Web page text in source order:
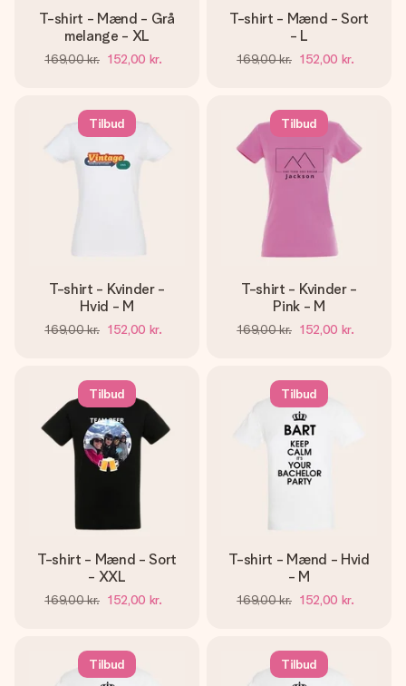
T-shirt - Mænd - Grå
melange - XL
169,00 kr. 152,00 kr.
T-shirt - Mænd - Sort
- L
169,00 kr. 152,00 kr.
Tilbud
T-shirt - Kvinder -
Hvid - M
169,00 kr. 152,00 kr.
Tilbud
T-shirt - Kvinder -
Pink - M
169,00 kr. 152,00 kr.
Tilbud
T-shirt - Mænd - Sort
- XXL
169,00 kr. 152,00 kr.
Tilbud
T-shirt - Mænd - Hvid
- M
169,00 kr. 152,00 kr.
Tilbud Tilbud